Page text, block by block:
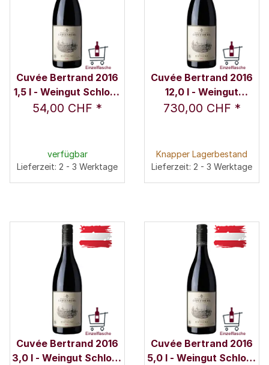
Cuvée Bertrand 2016
1,5 l - Weingut Schloss
Gobelsburg
54,00 CHF *
verfügbar
Lieferzeit: 2 - 3 Werktage
Cuvée Bertrand 2016
12,0 l - Weingut
Schloss Gobelsburg
730,00 CHF *
Knapper Lagerbestand
Lieferzeit: 2 - 3 Werktage
Cuvée Bertrand 2016
3,0 l - Weingut Schloss
Cuvée Bertrand 2016
5,0 l - Weingut Schloss